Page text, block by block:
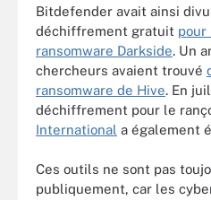
Bitdefender avait ainsi
déchiffrement gratuit pour
ransomware Darkside. Un
chercheurs avaient trouvé
ransomware de Hive. En
déchiffrement pour le
International a également
Ces outils ne sont pas
publiquement, car les